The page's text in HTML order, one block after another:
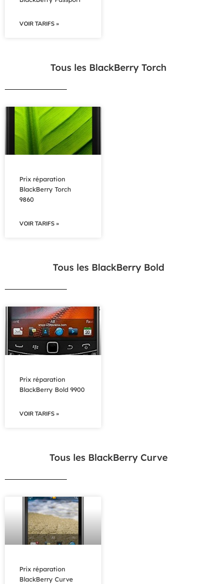
VOIR TARIFS »
Tous les BlackBerry Torch
Prix réparation
BlackBerry Torch
9860
VOIR TARIFS »
Tous les BlackBerry Bold
Prix réparation
BlackBerry Bold 9900
VOIR TARIFS »
Tous les BlackBerry Curve
Prix réparation
BlackBerry Curve